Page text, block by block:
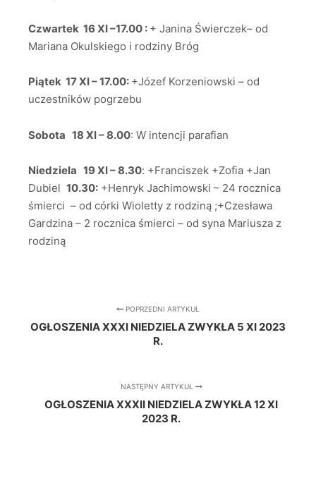
Czwartek 16 XI –17.00 : + Janina Świerczek– od
Mariana Okulskiego i rodziny Bróg
Piątek 17 XI – 17.00: +Józef Korzeniowski – od
uczestników pogrzebu
Sobota 18 XI – 8.00: W intencji parafian
Niedziela 19 XI – 8.30: +Franciszek +Zofia +Jan
Dubiel 10.30: +Henryk Jachimowski – 24 rocznica
śmierci – od córki Wioletty z rodziną ;+Czesława
Gardzina – 2 rocznica śmierci – od syna Mariusza z
rodziną
POPRZEDNI ARTYKUŁ
OGŁOSZENIA XXXI NIEDZIELA ZWYKŁA 5 XI 2023
R.
NASTĘPNY ARTYKUŁ
OGŁOSZENIA XXXII NIEDZIELA ZWYKŁA 12 XI
2023 R.